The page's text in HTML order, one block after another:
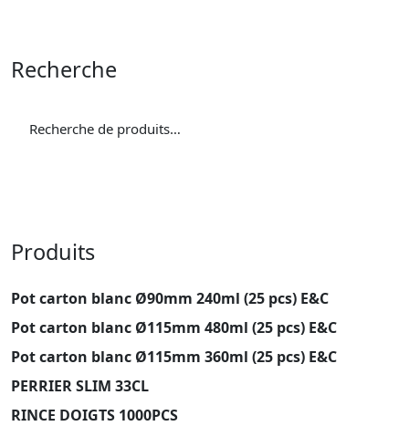
Recherche
pour :
Produits
Pot carton blanc Ø90mm 240ml (25 pcs) E&C
Pot carton blanc Ø115mm 480ml (25 pcs) E&C
Pot carton blanc Ø115mm 360ml (25 pcs) E&C
PERRIER SLIM 33CL
RINCE DOIGTS 1000PCS